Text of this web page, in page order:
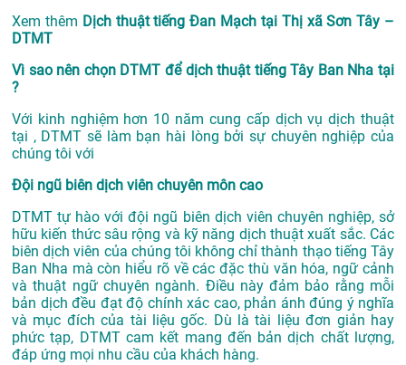
Xem thêm Dịch thuật tiếng Đan Mạch tại Thị xã Sơn Tây –
DTMT
Vì sao nên chọn DTMT để dịch thuật tiếng Tây Ban Nha tại
?
Với kinh nghiệm hơn 10 năm cung cấp dịch vụdịch thuật
tại , DTMT sẽ làm bạn hài lòng bởi sự chuyên nghiệp của
chúng tôi với
Đội ngũ biên dịch viên chuyên môn cao
DTMT tự hào với đội ngũ biên dịch viên chuyên nghiệp, sở
hữu kiến thức sâu rộng và kỹ năng dịch thuật xuất sắc. Các
biên dịch viên của chúng tôi không chỉ thành thạo tiếng Tây
Ban Nha mà còn hiểu rõ về các đặc thù văn hóa, ngữ cảnh
và thuật ngữ chuyên ngành. Điều này đảm bảo rằng mỗi
bản dịch đều đạt độ chính xác cao, phản ánh đúng ý nghĩa
và mục đích của tài liệu gốc. Dù là tài liệu đơn giản hay
phức tạp, DTMT cam kết mang đến bản dịch chất lượng,
đáp ứng mọi nhu cầu của khách hàng.